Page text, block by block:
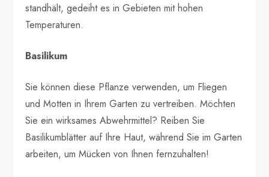
standhält, gedeiht es in Gebieten mit hohen
Temperaturen.
Basilikum
Sie können diese Pflanze verwenden, um Fliegen
und Motten in Ihrem Garten zu vertreiben. Möchten
Sie ein wirksames Abwehrmittel? Reiben Sie
Basilikumblätter auf Ihre Haut, während Sie im Garten
arbeiten, um Mücken von Ihnen fernzuhalten!